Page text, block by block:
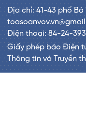
Địa chỉ: 41-43 phố Bà
Điện thoại: 84-24-
Giấy phép báo Điện
Thông tin và Truyền